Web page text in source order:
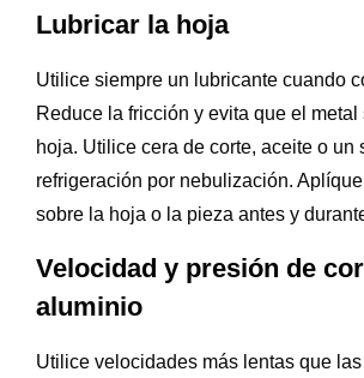
Lubricar la hoja
Utilice siempre un lubricante cuando
Reduce la fricción y evita que el metal
hoja. Utilice cera de corte, aceite o un
refrigeración por nebulización.
sobre la hoja o la pieza antes y
Velocidad y presión de
aluminio
Utilice velocidades más lentas que